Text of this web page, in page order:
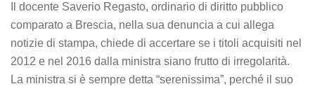
Il docente Saverio Regasto, ordinario di diritto pubblico
comparato a Brescia, nella sua denuncia a cui allega
notizie di stampa, chiede di accertare se i titoli acquisiti nel
2012 e nel 2016 dalla ministra siano frutto di irregolarità.
La ministra si è sempre detta “serenissima”, perché il suo